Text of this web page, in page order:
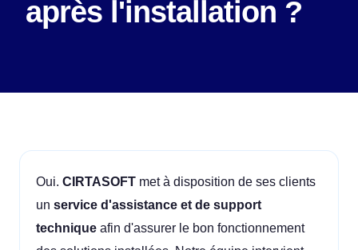
après l'installation ?
Oui. CIRTASOFT met à disposition de ses clients
un service d'assistance et de support
technique afin d'assurer le bon fonctionnement